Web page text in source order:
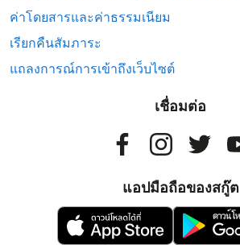
ค่าโดยสารและค่าธรรมเนียม
เรียกคืนสัมภาระ
แถลงการณ์การเข้าถึงเว็บไซต์
เชื่อมต่อ
แอปมือถือของสกู๊ต